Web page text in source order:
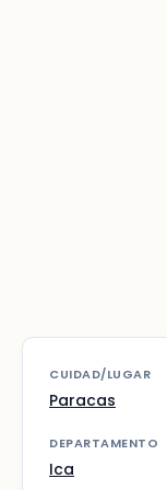
CUIDAD/LUGAR
Paracas
DEPARTAMENTO
Ica